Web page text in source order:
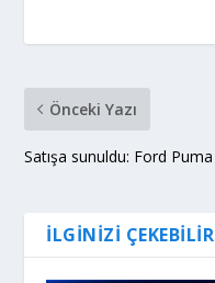
Önceki Yazı
Satışa sunuldu: Ford Puma
İLGINIZI ÇEKEBILIR